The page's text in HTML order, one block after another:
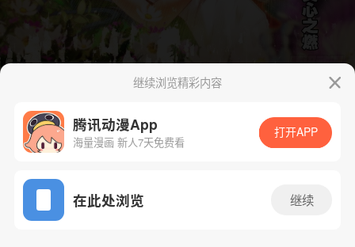
App免费看
下一话 腾漫App免费看
继续浏览精彩内容
腾讯动漫App
海量漫画 新人7天免费看
打开APP
在此处浏览 继续